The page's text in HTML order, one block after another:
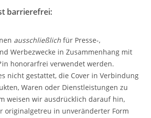
barrierefrei:
ausschließlichfür Presse-,
Werbezwecke in Zusammenhang mit
honorarfrei verwendet werden.
nicht gestattet, die Cover in Verbindung
Waren oder Dienstleistungen zu
weisen wir ausdrücklich darauf hin,
originalgetreu in unveränderter Form